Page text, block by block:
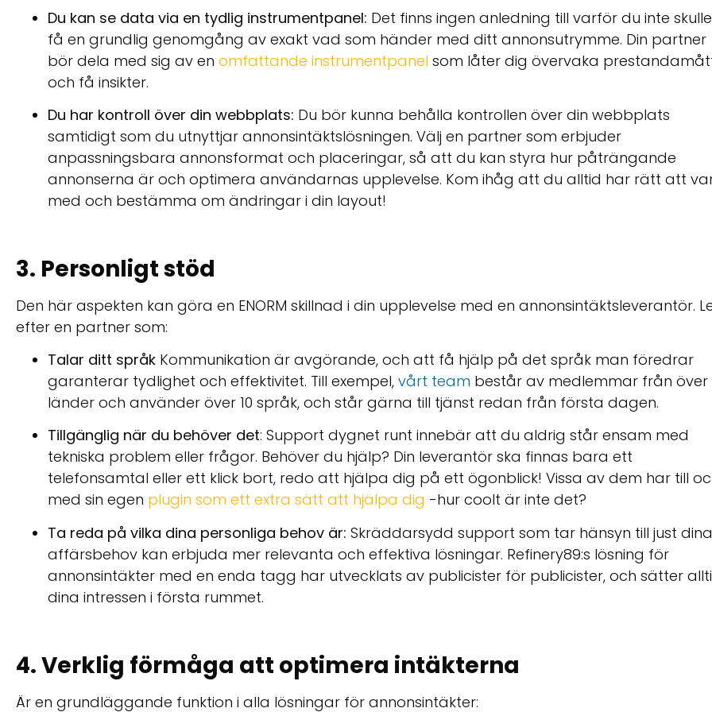
Du kan se data via en tydlig instrumentpanel: Det finns ingen anledning till varför du inte skulle
få en grundlig genomgång av exakt vad som händer med ditt annonsutrymme. Din partner
bör dela med sig av en omfattande instrumentpanel som låter dig övervaka
och få insikter.
Du har kontroll över din webbplats: Du bör kunna behålla kontrollen över din webbplats
samtidigt som du utnyttjar annonsintäktslösningen. Välj en partner som erbjuder
anpassningsbara annonsformat och placeringar, så att du kan styra hur påträngande
annonserna är och optimera användarnas upplevelse. Kom ihåg att du alltid har rätt att
med och bestämma om ändringar i din layout!
3. Personligt stöd
Den här aspekten kan göra en ENORM skillnad i din upplevelse med en annonsintäktsleverantör.
efter en partner som:
Talar ditt språk Kommunikation är avgörande, och att få hjälp på det språk man föredrar
garanterar tydlighet och effektivitet. Till exempel, vårt team består av medlemmar från över
länder och använder över 10 språk, och står gärna till tjänst redan från första dagen.
Tillgänglig när du behöver det: Support dygnet runt innebär att du aldrig står ensam med
tekniska problem eller frågor. Behöver du hjälp? Din leverantör ska finnas bara ett
telefonsamtal eller ett klick bort, redo att hjälpa dig på ett ögonblick! Vissa av dem har till
med sin egen plugin som ett extra sätt att hjälpa dig -hur coolt är inte det?
Ta reda på vilka dina personliga behov är: Skräddarsydd support som tar hänsyn till just dina
affärsbehov kan erbjuda mer relevanta och effektiva lösningar. Refinery89:s lösning för
annonsintäkter med en enda tagg har utvecklats av publicister för publicister, och sätter
dina intressen i första rummet.
4. Verklig förmåga att optimera intäkterna
Är en grundläggande funktion i alla lösningar för annonsintäkter: